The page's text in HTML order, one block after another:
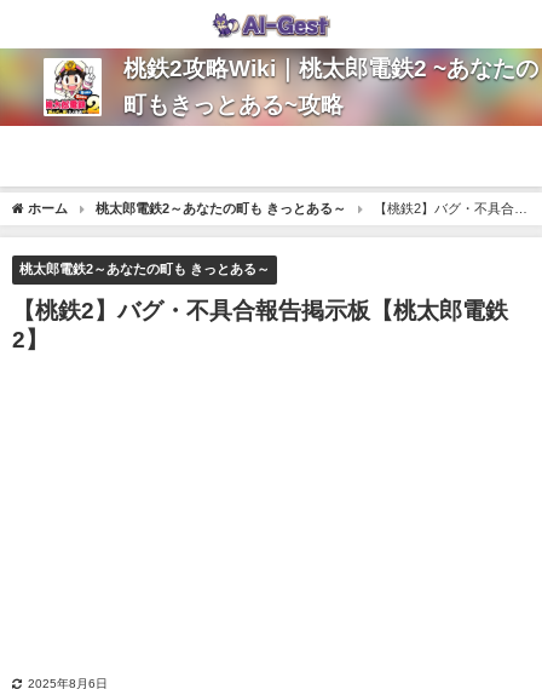
桃鉄2攻略Wiki｜桃太郎電鉄2 ~あなたの
町もきっとある~攻略
ホーム 桃太郎電鉄2～あなたの町も きっとある～
【桃鉄2】バグ・不具合報
告掲示板【桃太郎電鉄2】
桃太郎電鉄2～あなたの町も きっとある～
【桃鉄2】バグ・不具合報告掲示板【桃太郎電鉄
2】
2025年8月6日